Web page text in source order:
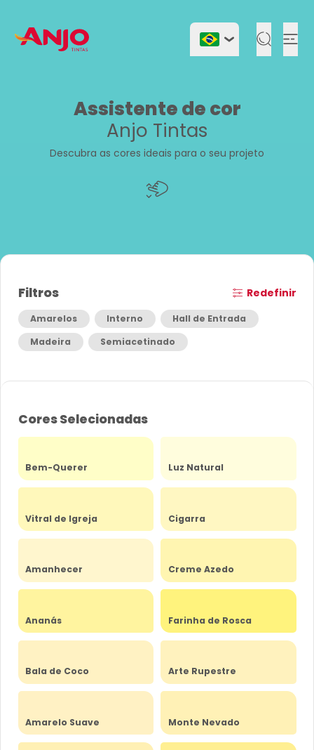
Assistente de cor
Anjo Tintas
Descubra as cores ideais para o seu projeto
Filtros Redefinir
Amarelos Interno
Hall de Entrada
Madeira
Semiacetinado
Cores Selecionadas
Bem-Querer Luz Natural
Vitral de Igreja Cigarra
Amanhecer Creme Azedo
Ananás Farinha de Rosca
Bala de Coco Arte Rupestre
Amarelo Suave Monte Nevado